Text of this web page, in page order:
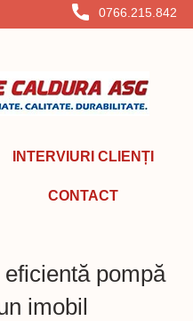
0766.215.842
INTERVIURI CLIENȚI
CONTACT
pompă
imobil